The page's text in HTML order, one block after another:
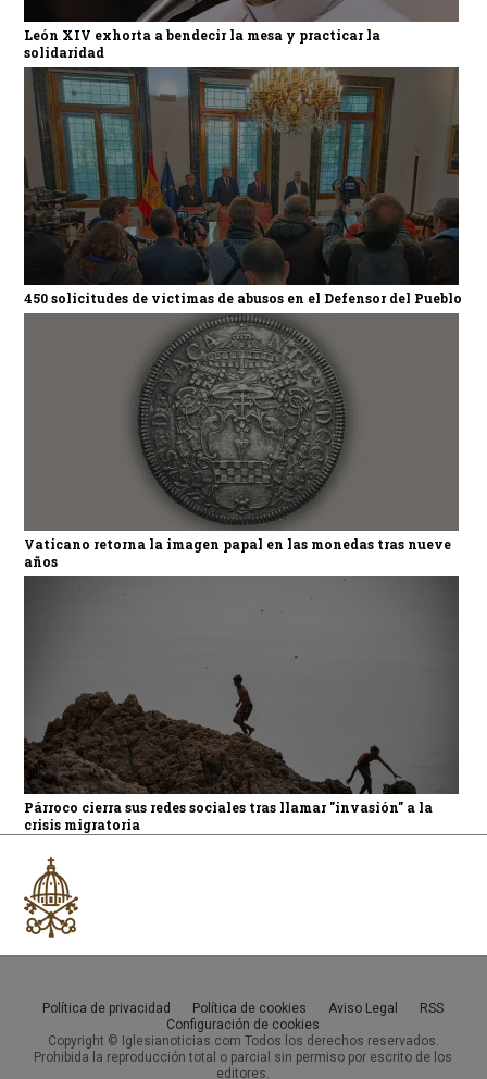
León XIV exhorta a bendecir la mesa y practicar la
solidaridad
450 solicitudes de víctimas de abusos en el Defensor del Pueblo
Vaticano retorna la imagen papal en las monedas tras nueve
años
Párroco cierra sus redes sociales tras llamar "invasión" a la
crisis migratoria
Política de privacidad Política de cookies Aviso Legal
RSS
Configuración de cookies
Copyright © Iglesianoticias.com Todos los derechos reservados.
Prohibida la reproducción total o parcial sin permiso por escrito de los
editores.